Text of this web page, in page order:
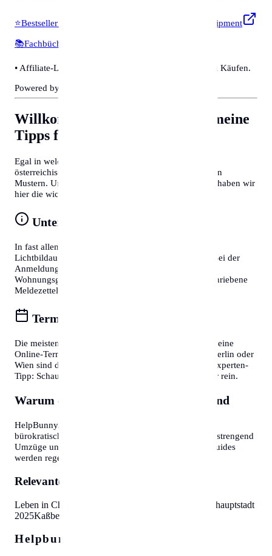
⭐Bestseller & Favoriten
Profi-Werkzeug & Equipment
📚Fachbücher & Guides
• Affiliate-Link: Wir erhalten eine kleine Provision bei Käufen.
Powered by Amazon 🛒
Willkommen in Chemnitz
Allgemeine
Tipps für Behördengänge
Egal in welcher Stadt Sie sich befinden, deutsche und
österreichische Behördenprozesse folgen oft ähnlichen
Mustern. Um Zeit zu sparen und Frust zu vermeiden, haben wir
hier die wichtigsten Tipps für Sie zusammengefasst:
Unterlagen vorbereiten
In fast allen Fällen benötigen Sie einen gültigen
Lichtbildausweis (Reisepass oder Personalausweis). Bei der
Anmeldung eines Wohnsitzes ist zudem die
Wohnungsgeberbestätigung (in DE) bzw. der unterschriebene
Meldezettel (in AT) zwingend erforderlich.
Termine online buchen
Die meisten Bürgerservice-Stellen bieten mittlerweile eine
Online-Terminvereinbarung an. In Großstädten wie Berlin oder
Wien sind diese oft Wochen im Voraus ausgebucht. Experten-
Tipp: Schauen Sie morgens gegen 7:30 oder 8:00 Uhr rein.
Warum diese Informationen wichtig sind
HelpBunny.com hat es sich zur Aufgabe gemacht,
bürokratische Hürden abzubauen. Wir wissen, wie anstrengend
Umzüge und Behördengänge sein können. Unsere Guides
werden regelmäßig aktualisiert.
Relevante Themen:
Leben in Chemnitz
Kulturhauptstadt
2025Kaßberg
Helpbunny.com SEO Cloud